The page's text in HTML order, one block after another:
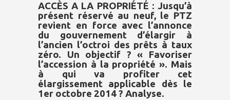
ACCÈS A LA PROPRIÉTÉ : Jusqu’à
présent réservé au neuf, le PTZ
revient en force avec l’annonce
du gouvernement d’élargir à
l’ancien l’octroi des prêts à taux
zéro. Un objectif ? « Favoriser
l’accession à la propriété ». Mais
à qui va profiter cet
élargissement applicable dès le
1er octobre 2014 ? Analyse.